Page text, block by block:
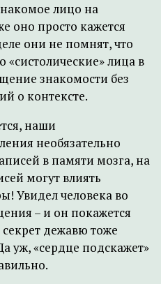
лицо на
оно просто кажется
они не помнят, что
«систолические» лица в
знакомости без
о контексте.
наши
необязательно
в памяти мозга, на
могут влиять
Увидел человека во
– и он покажется
дежавю тоже
уж, «сердце подскажет»